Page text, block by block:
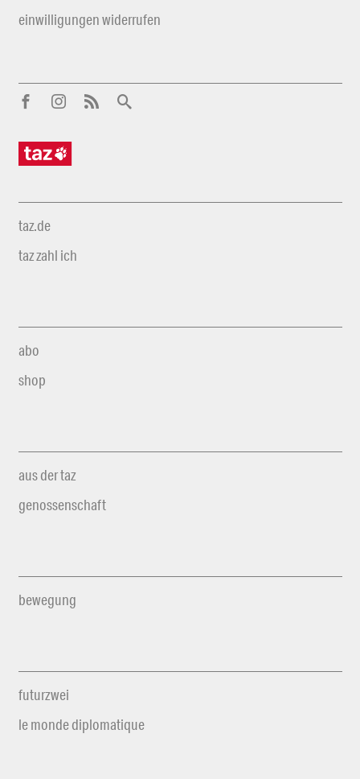
einwilligungen widerrufen
taz.de
taz zahl ich
abo
shop
aus der taz
genossenschaft
bewegung
futurzwei
le monde diplomatique